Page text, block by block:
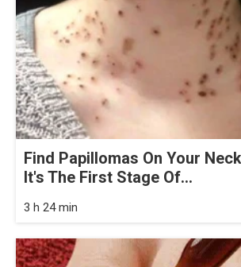
Find Papillomas On Your
It's The First Stage Of...
3 h 24 min